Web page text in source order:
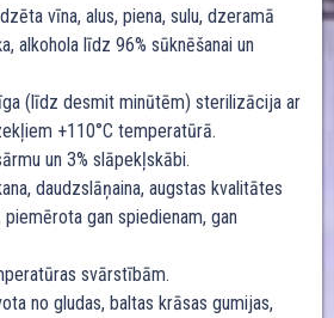
vīna, alus, piena, sulu, dzeramā
alkohola līdz 96% sūknēšanai un
(līdz desmit minūtēm) sterilizācija ar
+110°C temperatūrā.
un 3% slāpekļskābi.
daudzslāņaina, augstas kvalitātes
gan spiedienam, gan
svārstībām.
no gludas, baltas krāsas gumijas,